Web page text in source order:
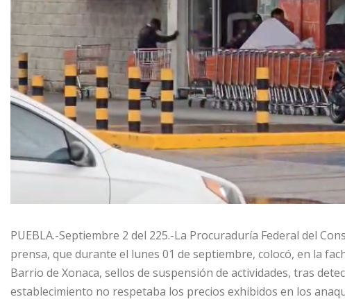
PUEBLA.-Septiembre 2 del 225.-La Procuraduría Federal del
prensa, que durante el lunes 01 de septiembre, colocó, en la
Barrio de Xonaca, sellos de suspensión de actividades, tras
establecimiento no respetaba los precios exhibidos en los